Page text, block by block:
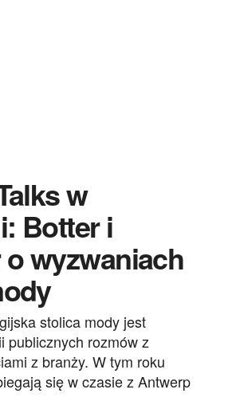
w
Botter i
wyzwaniach
stolica mody jest
publicznych rozmów z
z branży. W tym roku
się w czasie z Antwerp